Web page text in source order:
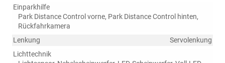
Einparkhilfe
Park Distance Control vorne, Park Distance Control hinten,
Rückfahrkamera
Lenkung
Servolenkung
Lichttechnik